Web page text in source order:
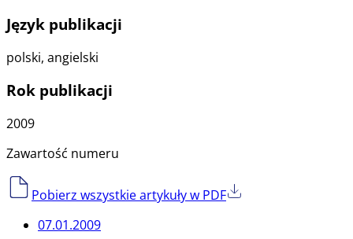
Język publikacji
polski, angielski
Rok publikacji
2009
Zawartość numeru
Pobierz wszystkie artykuły w PDF
07.01.2009